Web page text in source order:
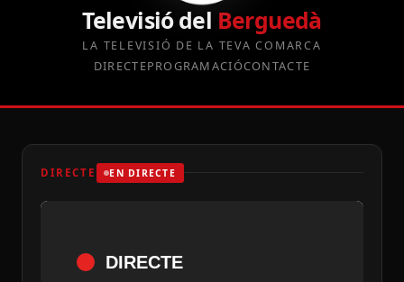
Televisió del Berguedà
LA TELEVISIÓ DE LA TEVA COMARCA
DIRECTEPROGRAMACIÓCONTACTE
DIRECTE EN DIRECTE
DIRECTE